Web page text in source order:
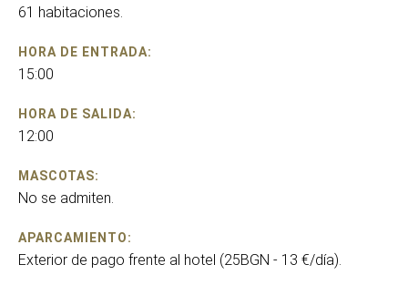
61 habitaciones.
HORA DE ENTRADA:
15:00
HORA DE SALIDA:
12:00
MASCOTAS:
No se admiten.
APARCAMIENTO:
Exterior de pago frente al hotel (25BGN - 13 €/día).